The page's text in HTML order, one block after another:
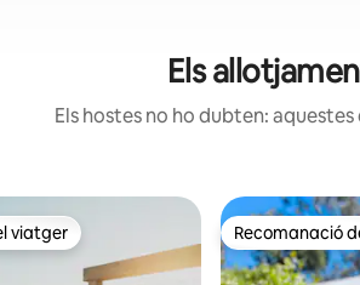
Els
Els hostes no ho dubten:
viatger
viatger Recomanació
Recomanació